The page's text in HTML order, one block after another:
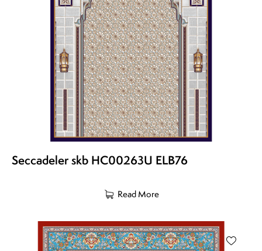
Seccadeler skb HC00263U ELB76
Read More